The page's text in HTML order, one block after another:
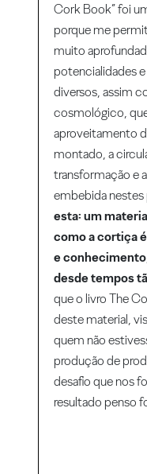
Cork Book” foi
porque me
muito
potencialidades
diversos, assim
cosmológico,
aproveitamento
montado, a
transformação e
embebida
esta: um
como a cortiça
e
desde tempos
que o livro The
deste material,
quem não
produção de
desafio que nos
resultado penso